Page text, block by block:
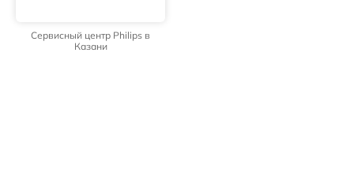
Сервисный центр Philips в
Казани